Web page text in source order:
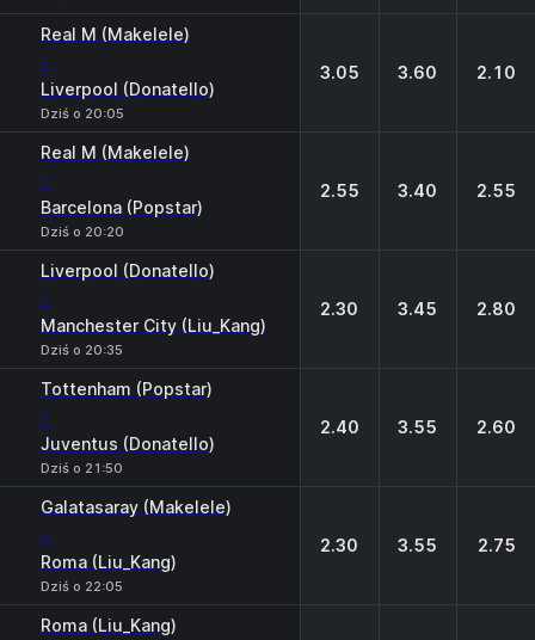
Real M (Makelele)
-
Liverpool (Donatello)
Dziś o 20:05
3.05 3.60 2.10
Real M (Makelele)
-
Barcelona (Popstar)
Dziś o 20:20
2.55 3.40 2.55
Liverpool (Donatello)
-
Manchester City (Liu_Kang)
Dziś o 20:35
2.30 3.45 2.80
Tottenham (Popstar)
-
Juventus (Donatello)
Dziś o 21:50
2.40 3.55 2.60
Galatasaray (Makelele)
-
Roma (Liu_Kang)
Dziś o 22:05
2.30 3.55 2.75
Roma (Liu_Kang)